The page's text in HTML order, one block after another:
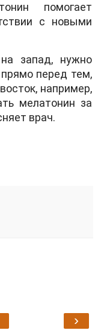
помогает
с новыми
запад, нужно
перед тем,
например,
мелатонин за
врач.
›